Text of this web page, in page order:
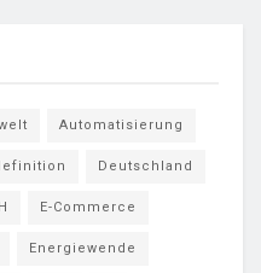
Automatisierung
Deutschland
E-Commerce
Energiewende